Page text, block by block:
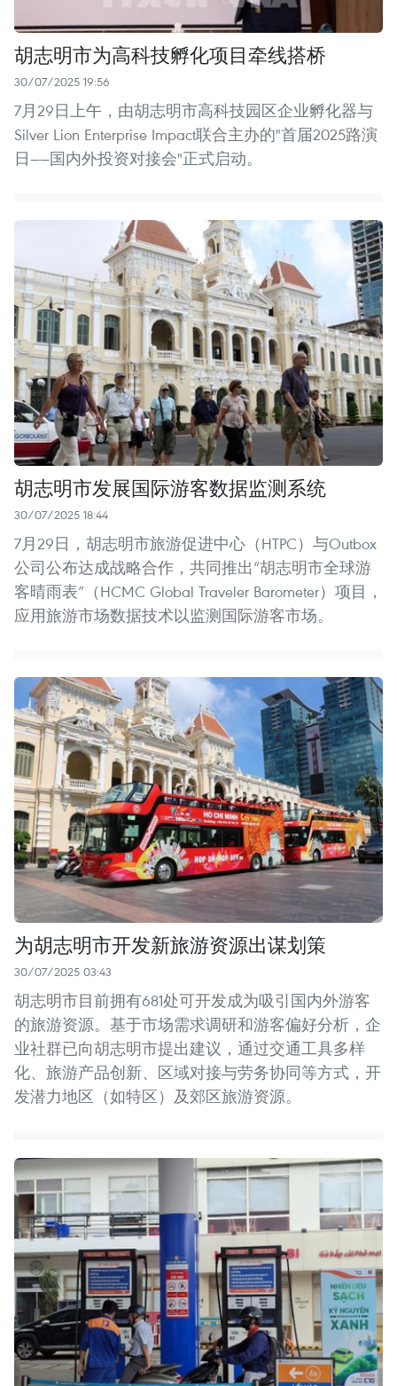
胡志明市为高科技孵化项目牵线搭桥
30/07/2025 19:56
7月29日上午，由胡志明市高科技园区企业孵化器与
Silver Lion Enterprise Impact联合主办的"首届2025路演
日——国内外投资对接会"正式启动。
胡志明市发展国际游客数据监测系统
30/07/2025 18:44
7月29日，胡志明市旅游促进中心（HTPC）与Outbox
公司公布达成战略合作，共同推出“胡志明市全球游
客晴雨表”（HCMC Global Traveler Barometer）项目，
应用旅游市场数据技术以监测国际游客市场。
为胡志明市开发新旅游资源出谋划策
30/07/2025 03:43
胡志明市目前拥有681处可开发成为吸引国内外游客
的旅游资源。基于市场需求调研和游客偏好分析，企
业社群已向胡志明市提出建议，通过交通工具多样
化、旅游产品创新、区域对接与劳务协同等方式，开
发潜力地区（如特区）及郊区旅游资源。